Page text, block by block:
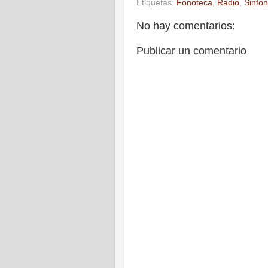
Etiquetas: Fonoteca, Radio,
No hay comentarios:
Publicar un comentario